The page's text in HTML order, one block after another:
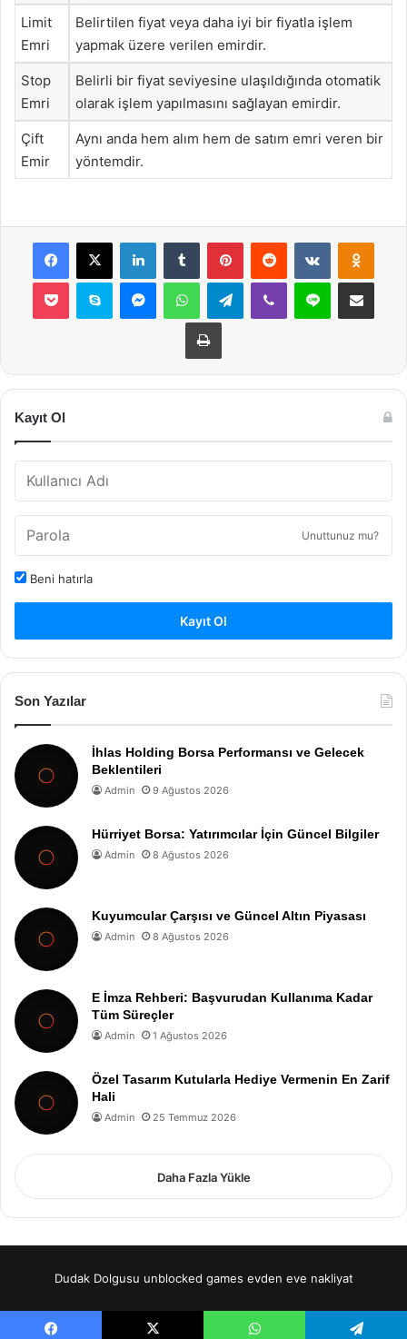
Limit
Emri
Belirtilen fiyat veya daha iyi bir fiyatla işlem
yapmak üzere verilen emirdir.
Stop
Emri
Belirli bir fiyat seviyesine ulaşıldığında otomatik
olarak işlem yapılmasını sağlayan emirdir.
Çift
Emir
Aynı anda hem alım hem de satım emri veren bir
yöntemdir.
Facebook
X LinkedInTumblr PinterestReddit VKontakte
Pocket Skype MessengerWhatsAppTelegramViber Line E-Posta ile
Yazdır
Kayıt Ol
Unuttunuz mu?
Beni hatırla
Kayıt Ol
Son Yazılar
İhlas Holding Borsa Performansı ve Gelecek
Beklentileri
Admin 9 Ağustos 2026
Hürriyet Borsa: Yatırımcılar İçin Güncel Bilgiler
Admin 8 Ağustos 2026
Kuyumcular Çarşısı ve Güncel Altın Piyasası
Admin 8 Ağustos 2026
E İmza Rehberi: Başvurudan Kullanıma Kadar
Tüm Süreçler
Admin 1 Ağustos 2026
Özel Tasarım Kutularla Hediye Vermenin En Zarif
Hali
Admin 25 Temmuz 2026
Daha Fazla Yükle
Dudak Dolgusu unblocked games evden eve nakliyat